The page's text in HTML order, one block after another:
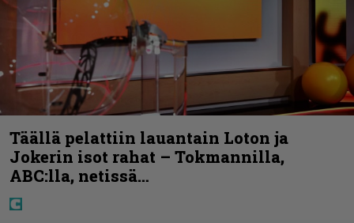
Täällä pelattiin lauantain Loton ja
Jokerin isot rahat – Tokmannilla,
ABC:lla, netissä…